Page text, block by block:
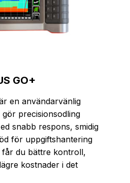
GO+
en användarvänlig
precisionsodling
snabb respons, smidig
för uppgiftshantering
du bättre kontroll,
kostnader i det